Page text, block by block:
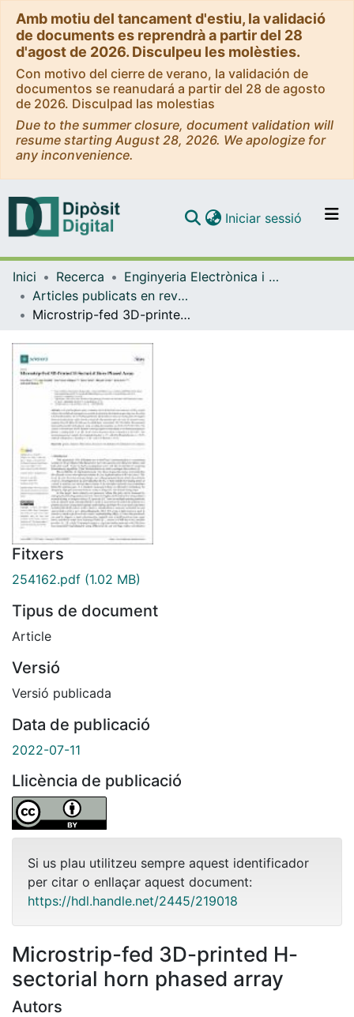
Amb motiu del tancament d'estiu, la validació
de documents es reprendrà a partir del 28
d'agost de 2026. Disculpeu les molèsties.
Con motivo del cierre de verano, la validación de
documentos se reanudará a partir del 28 de agosto
de 2026. Disculpad las molestias
Due to the summer closure, document validation will
resume starting August 28, 2026. We apologize for
any inconvenience.
Navega per tot el DD
Com publicar
Iniciar sessió (current)
Inici Recerca
Enginyeria Electrònica i Biomèdica
Articles publicats en revistes (Enginyeria Electrònica i Biomèdica)
Microstrip-fed 3D-printed H-sectorial horn phased array
Fitxers
254162.pdf (1.02 MB)
Tipus de document
Article
Versió
Versió publicada
Data de publicació
2022-07-11
Llicència de publicació
Si us plau utilitzeu sempre aquest identificador
per citar o enllaçar aquest document:
https://hdl.handle.net/2445/219018
Microstrip-fed 3D-printed H-
sectorial horn phased array
Autors